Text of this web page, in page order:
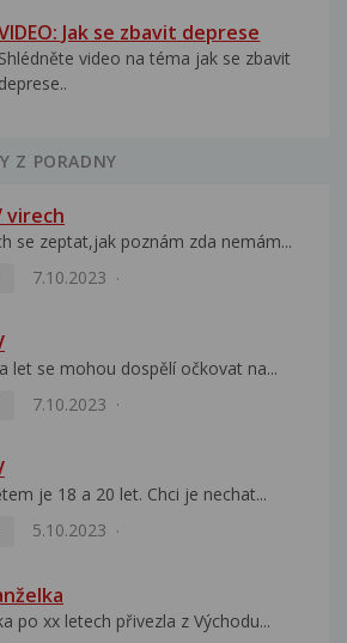
Jak se zbavit deprese
Shlédněte video na téma jak se zbavit
deprese..
Z PORADNY
virech
se zeptat,jak poznám zda nemám...
7.10.2023
let se mohou dospělí očkovat na...
7.10.2023
je 18 a 20 let. Chci je nechat...
5.10.2023
po xx letech přivezla z Východu...